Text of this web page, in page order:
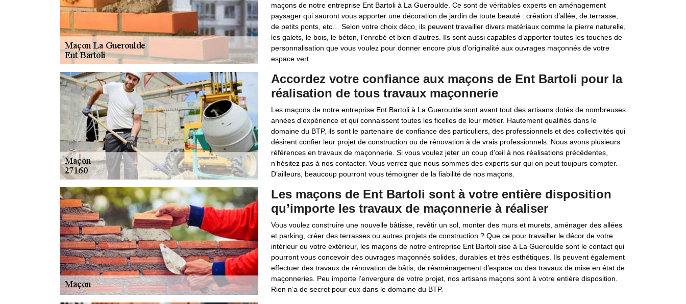
maçons de notre entreprise Ent Bartoli à La Gueroulde. Ce sont de véritables experts en aménagement
paysager qui sauront vous apporter une décoration de jardin de toute beauté : création d’allée, de terrasse,
de petits ponts, etc… Selon votre choix déco, ils peuvent travailler divers matériaux comme la pierre naturelle,
les galets, le bois, le béton, l’enrobé et bien d’autres. Ils sont aussi capables d’apporter toutes les touches de
personnalisation que vous voulez pour donner encore plus d’originalité aux ouvrages maçonnés de votre
espace vert.
Accordez votre confiance aux maçons de Ent Bartoli pour la
réalisation de tous travaux maçonnerie
Les maçons de notre entreprise Ent Bartoli à La Gueroulde sont avant tout des artisans dotés de nombreuses
années d’expérience et qui connaissent toutes les ficelles de leur métier. Hautement qualifiés dans le
domaine du BTP, ils sont le partenaire de confiance des particuliers, des professionnels et des collectivités qui
désirent confier leur projet de construction ou de rénovation à de vrais professionnels. Nous avons plusieurs
références en travaux de maçonnerie. Si vous voulez jeter un coup d’œil à nos réalisations précédentes,
n’hésitez pas à nos contacter. Vous verrez que nous sommes des experts sur qui on peut toujours compter.
D’ailleurs, beaucoup pourront vous témoigner de la fiabilité de nos maçons.
Les maçons de Ent Bartoli sont à votre entière disposition
qu’importe les travaux de maçonnerie à réaliser
Vous voulez construire une nouvelle bâtisse, revêtir un sol, monter des murs et murets, aménager des allées
et parking, créer des terrasses ou autres projets de construction ? Que ce pour travailler le décor de votre
intérieur ou votre extérieur, les maçons de notre entreprise Ent Bartoli sise à La Gueroulde sont le contact qui
pourront vous concevoir des ouvrages maçonnés solides, durables et très esthétiques. Ils peuvent également
effectuer des travaux de rénovation de bâtis, de réaménagement d’espace ou des travaux de mise en état de
maçonneries. Peu importe l’envergure de votre projet, nos artisans maçons sont à votre entière disposition.
Rien n’a de secret pour eux dans le domaine du BTP.